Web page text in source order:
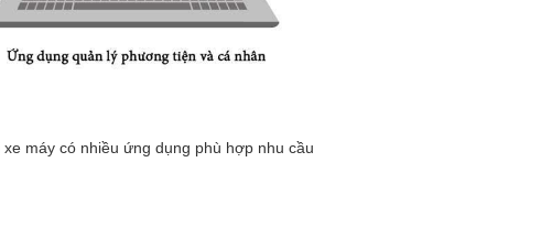
máy có nhiều ứng dụng phù hợp nhu cầu